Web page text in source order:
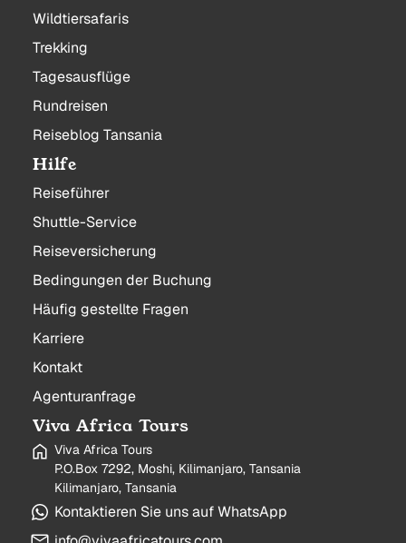
Wildtiersafaris
Trekking
Tagesausflüge
Rundreisen
Reiseblog Tansania
Hilfe
Reiseführer
Shuttle-Service
Reiseversicherung
Bedingungen der Buchung
Häufig gestellte Fragen
Karriere
Kontakt
Agenturanfrage
Viva Africa Tours
Viva Africa Tours
P.O.Box 7292, Moshi, Kilimanjaro, Tansania
Kilimanjaro, Tansania
Kontaktieren Sie uns auf WhatsApp